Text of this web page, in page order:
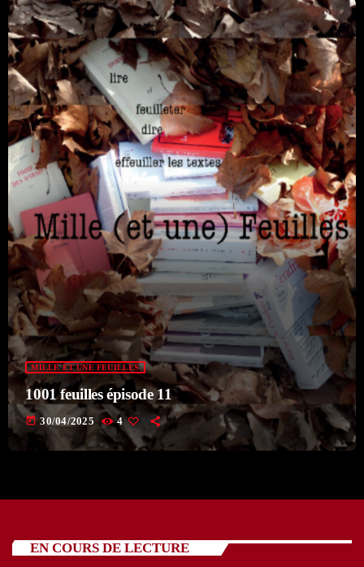
MILLE ET UNE FEUILLES
1001 feuilles épisode 11
today 30/04/2025 4
EN COURS DE LECTURE